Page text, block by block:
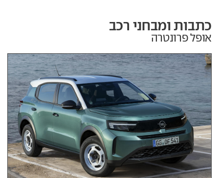
כתבות ומבחני רכב
אופל פרונטרה